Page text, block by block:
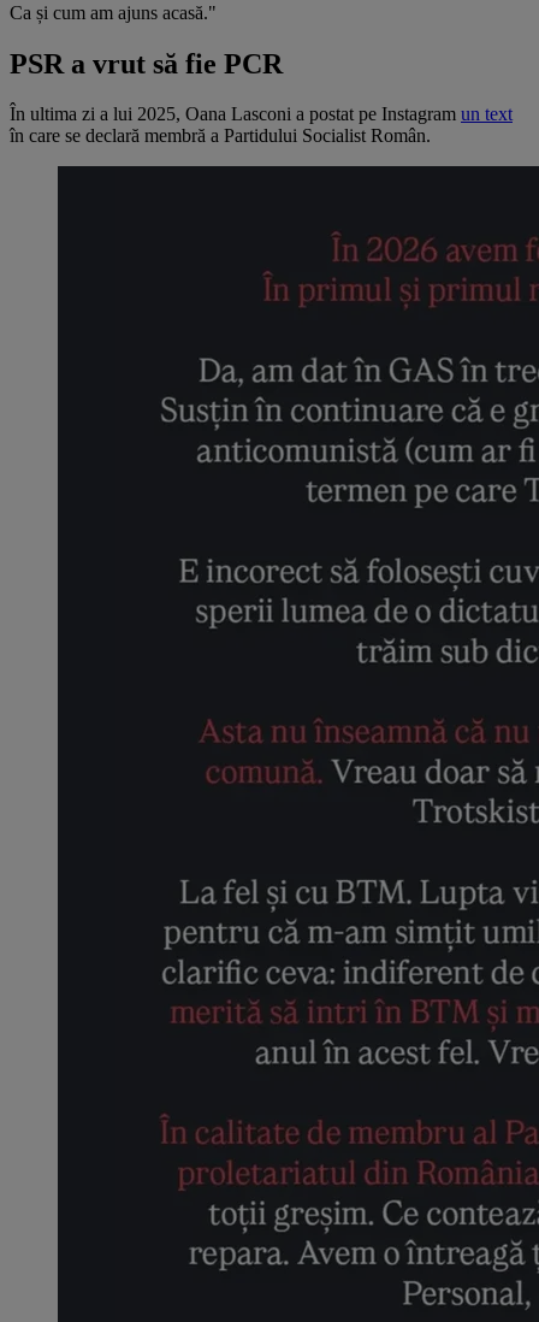
Ca și cum am ajuns acasă."
PSR a vrut să fie PCR
În ultima zi a lui 2025, Oana Lasconi a postat pe Instagram un text
în care se declară membră a Partidului Socialist Român.